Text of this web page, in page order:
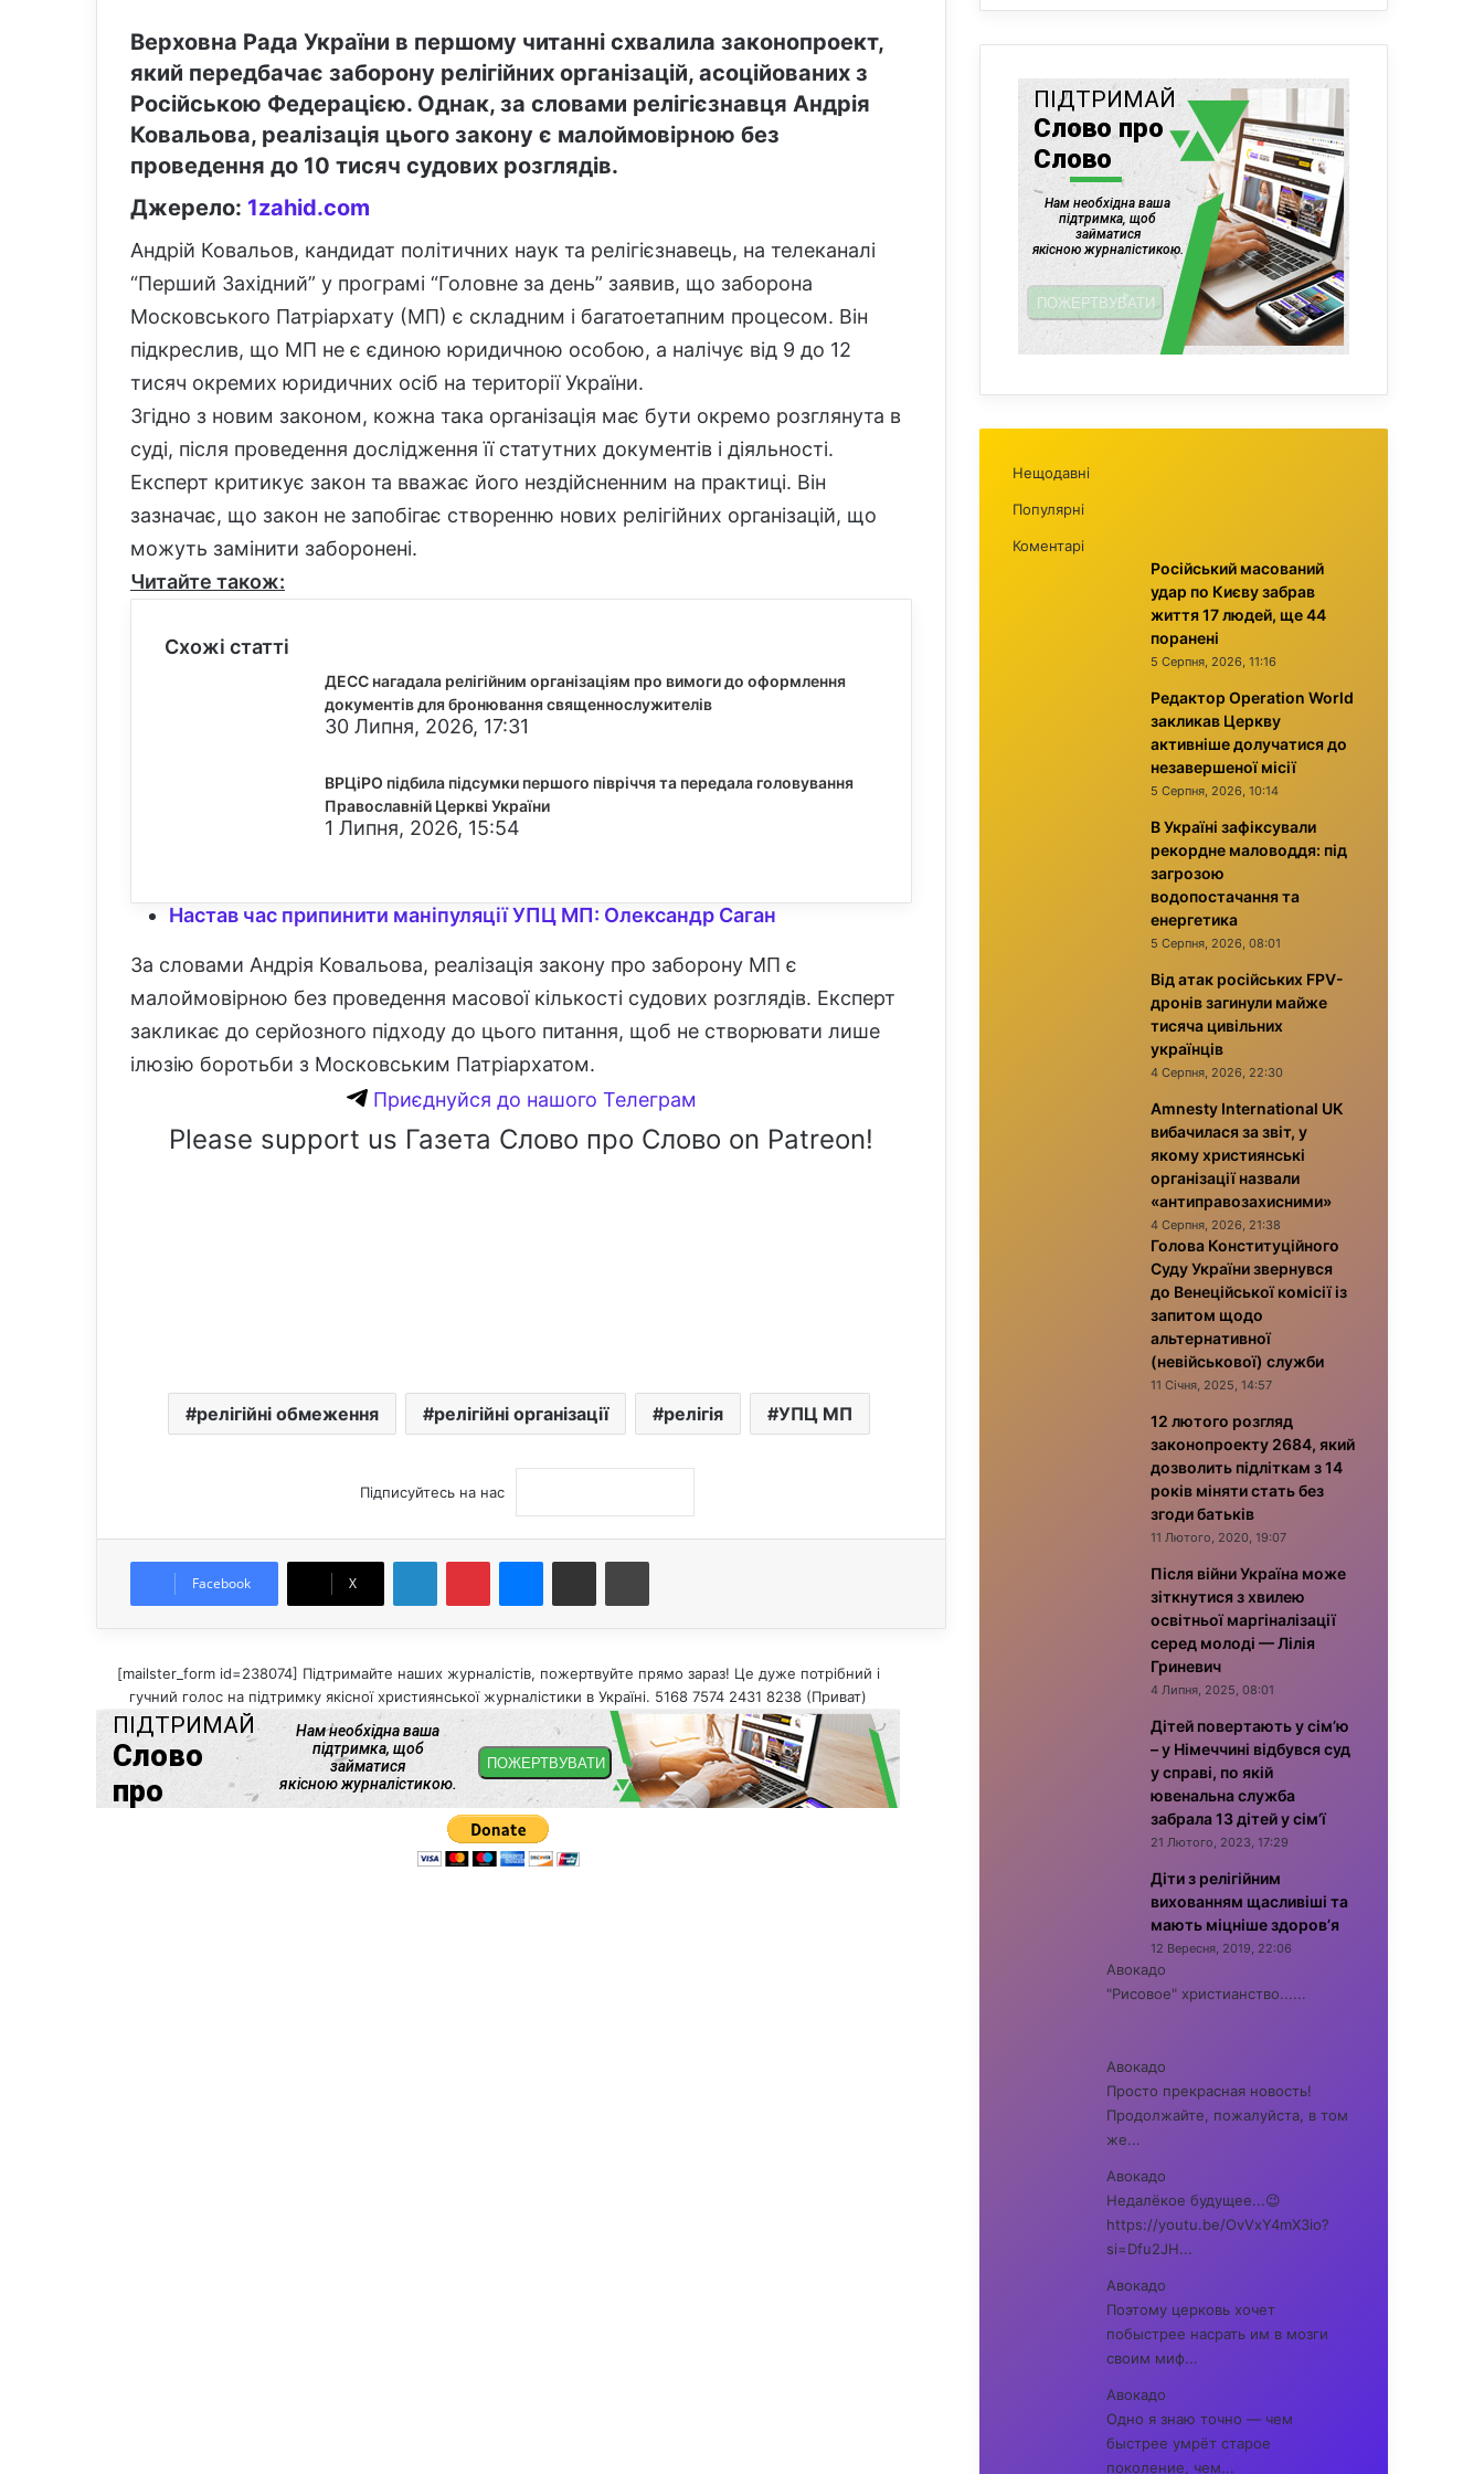
Верховна Рада України в першому читанні схвалила законопроект,
який передбачає заборону релігійних організацій, асоційованих з
Російською Федерацією. Однак, за словами релігієзнавця Андрія
Ковальова, реалізація цього закону є малоймовірною без
проведення до 10 тисяч судових розглядів.
Джерело: 1zahid.com
Андрій Ковальов, кандидат політичних наук та релігієзнавець, на телеканалі
“Перший Західний” у програмі “Головне за день” заявив, що заборона
Московського Патріархату (МП) є складним і багатоетапним процесом. Він
підкреслив, що МП не є єдиною юридичною особою, а налічує від 9 до 12
тисяч окремих юридичних осіб на території України.
Згідно з новим законом, кожна така організація має бути окремо розглянута в
суді, після проведення дослідження її статутних документів і діяльності.
Експерт критикує закон та вважає його нездійсненним на практиці. Він
зазначає, що закон не запобігає створенню нових релігійних організацій, що
можуть замінити заборонені.
Читайте також:
Схожі статті
ДЕСС нагадала релігійним організаціям про вимоги до оформлення
документів для бронювання священнослужителів
30 Липня, 2026, 17:31
ВРЦіРО підбила підсумки першого півріччя та передала головування
Православній Церкві України
1 Липня, 2026, 15:54
Настав час припинити маніпуляції УПЦ МП: Олександр Саган
За словами Андрія Ковальова, реалізація закону про заборону МП є
малоймовірною без проведення масової кількості судових розглядів. Експерт
закликає до серйозного підходу до цього питання, щоб не створювати лише
ілюзію боротьби з Московським Патріархатом.
Приєднуйся до нашого Телеграм
Please support us Газета Слово про Слово on Patreon!
релігійні обмеження релігійні організації релігія УПЦ МП
Підписуйтесь на нас
Facebook X
Поділитися електронною поштою
[mailster_form id=238074] Підтримайте наших журналістів, пожертвуйте прямо зараз! Це дуже потрібний і
гучний голос на підтримку якісної християнської журналістики в Україні. 5168 7574 2431 8238 (Приват)
Нещодавні
Популярні
Коментарі
Російський масований
удар по Києву забрав
життя 17 людей, ще 44
поранені
5 Серпня, 2026, 11:16
Редактор Operation World
закликав Церкву
активніше долучатися до
незавершеної місії
5 Серпня, 2026, 10:14
В Україні зафіксували
рекордне маловоддя: під
загрозою
водопостачання та
енергетика
5 Серпня, 2026, 08:01
Від атак російських FPV-
дронів загинули майже
тисяча цивільних
українців
4 Серпня, 2026, 22:30
Amnesty International UK
вибачилася за звіт, у
якому християнські
організації назвали
«антиправозахисними»
4 Серпня, 2026, 21:38
Голова Конституційного
Суду України звернувся
до Венеційської комісії із
запитом щодо
альтернативної
(невійськової) служби
11 Січня, 2025, 14:57
12 лютого розгляд
законопроекту 2684, який
дозволить підліткам з 14
років міняти стать без
згоди батьків
11 Лютого, 2020, 19:07
Після війни Україна може
зіткнутися з хвилею
освітньої маргіналізації
серед молоді — Лілія
Гриневич
4 Липня, 2025, 08:01
Дітей повертають у сім’ю
– у Німеччині відбувся суд
у справі, по якій
ювенальна служба
забрала 13 дітей у сім’ї
21 Лютого, 2023, 17:29
Діти з релігійним
вихованням щасливіші та
мають міцніше здоров’я
12 Вересня, 2019, 22:06
Авокадо
"Рисовое" христианство......
Авокадо
Просто прекрасная новость!
Продолжайте, пожалуйста, в том
же...
Авокадо
Недалёкое будущее...😉
https://youtu.be/OvVxY4mX3io?
si=Dfu2JH...
Авокадо
Поэтому церковь хочет
побыстрее насрать им в мозги
своим миф...
Авокадо
Одно я знаю точно — чем
быстрее умрёт старое
поколение, чем...